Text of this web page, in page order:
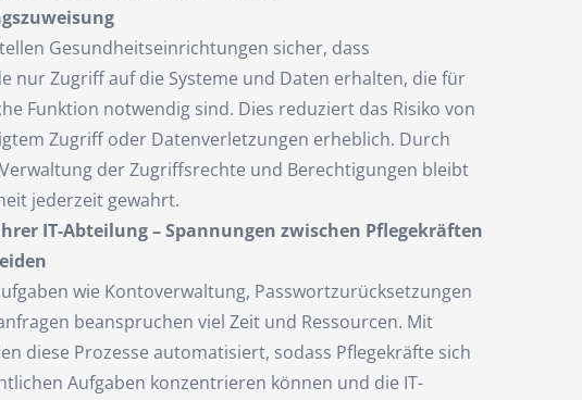
Gesundheitseinrichtungen sicher, dass
nur Zugriff auf die Systeme und Daten erhalten, die für
Funktion notwendig sind. Dies reduziert das Risiko von
Zugriff oder Datenverletzungen erheblich. Durch
der Zugriffsrechte und Berechtigungen bleibt
jederzeit gewahrt.
IT-Abteilung – Spannungen zwischen Pflegekräften
wie Kontoverwaltung, Passwortzurücksetzungen
beanspruchen viel Zeit und Ressourcen. Mit
diese Prozesse automatisiert, sodass Pflegekräfte sich
Aufgaben konzentrieren können und die IT-